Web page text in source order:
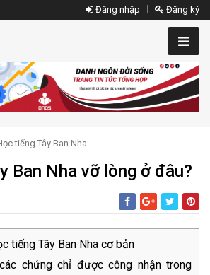
Đăng nhập Đăng ký
tiếng Tây Ban Nha
Ban Nha vỡ lòng ở đâu?
tiếng Tây Ban Nha cơ bản
chứng chỉ được công nhận trong